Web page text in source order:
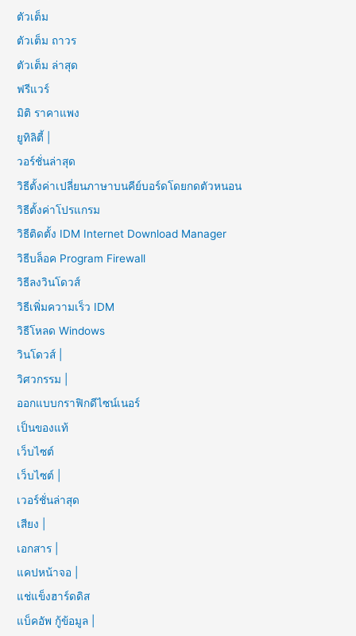
ตัวเต็ม
ตัวเต็ม ถาวร
ตัวเต็ม ล่าสุด
ฟรีแวร์
มิติ ราคาแพง
ยูทิลิตี้ |
วอร์ชั่นล่าสุด
วิธีตั้งค่าเปลี่ยนภาษาบนคีย์บอร์ดโดยกดตัวหนอน
วิธีตั้งค่าโปรแกรม
วิธีติดตั้ง IDM Internet Download Manager
วิธีบล็อค Program Firewall
วิธีลงวินโดวส์
วิธีเพิ่มความเร็ว IDM
วิธีโหลด Windows
วินโดวส์ |
วิศวกรรม |
ออกแบบกราฟิกดีไซน์เนอร์
เป็นของแท้
เว็บไซต์
เว็บไซต์ |
เวอร์ชั่นล่าสุด
เสียง |
เอกสาร |
แคปหน้าจอ |
แช่แข็งฮาร์ดดิส
แบ็คอัพ กู้ข้อมูล |